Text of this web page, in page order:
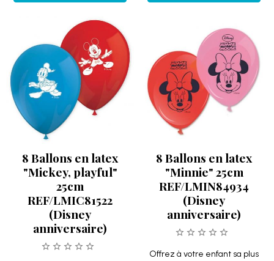
8 Ballons en latex
"Mickey, playful"
25cm
REF/LMIC81522
(Disney
anniversaire)
8 Ballons en latex
"Minnie" 25cm
REF/LMIN84934
(Disney
anniversaire)
Offrez à votre enfant sa plus